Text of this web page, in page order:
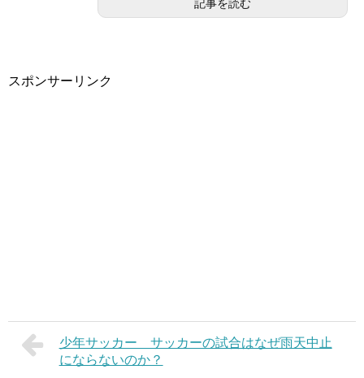
記事を読む
スポンサーリンク
少年サッカー サッカーの試合はなぜ雨天中止
にならないのか？